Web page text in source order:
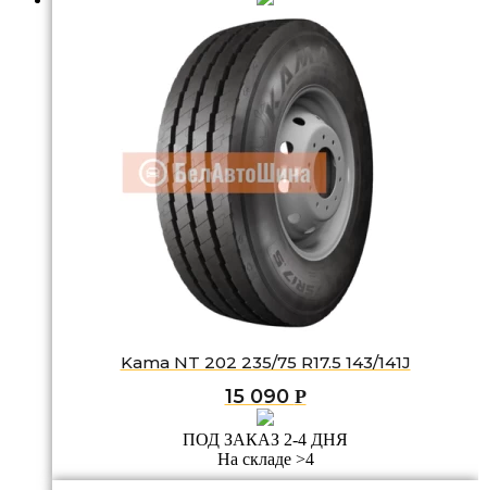
Kama NT 202 235/75 R17.5 143/141J
15 090 Р
ПОД ЗАКАЗ 2-4 ДНЯ
На складе >4